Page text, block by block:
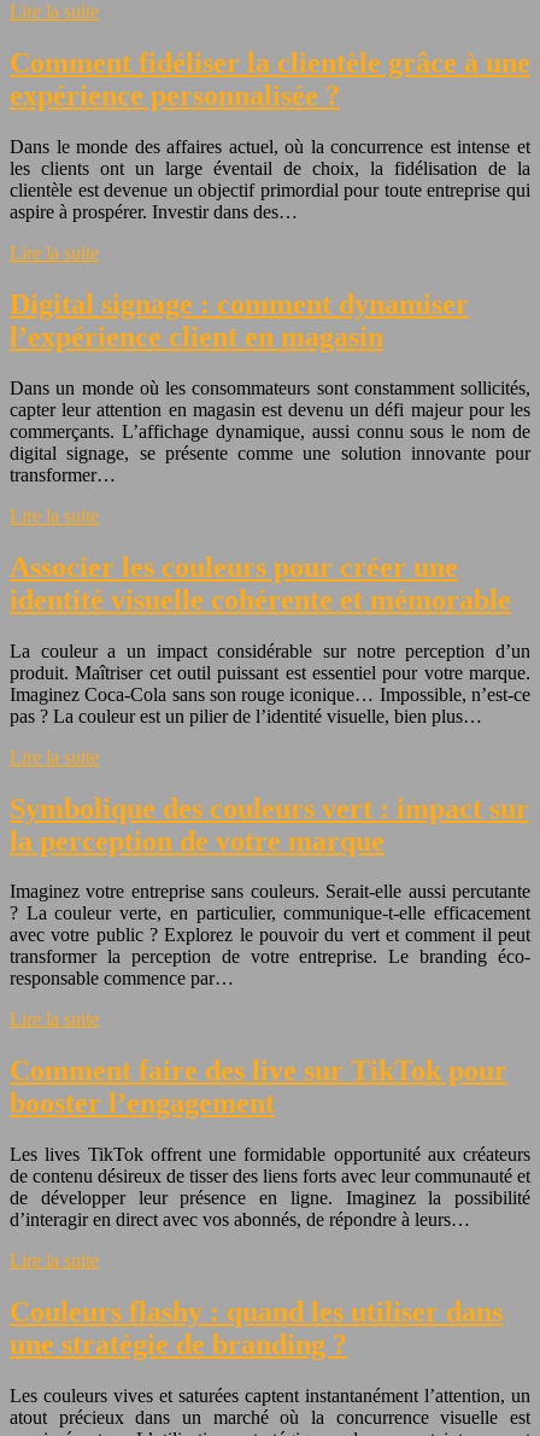
Lire la suite
Comment fidéliser la clientèle grâce à une
expérience personnalisée ?
Dans le monde des affaires actuel, où la concurrence est intense et
les clients ont un large éventail de choix, la fidélisation de la
clientèle est devenue un objectif primordial pour toute entreprise qui
aspire à prospérer. Investir dans des…
Lire la suite
Digital signage : comment dynamiser
l’expérience client en magasin
Dans un monde où les consommateurs sont constamment sollicités,
capter leur attention en magasin est devenu un défi majeur pour les
commerçants. L’affichage dynamique, aussi connu sous le nom de
digital signage, se présente comme une solution innovante pour
transformer…
Lire la suite
Associer les couleurs pour créer une
identité visuelle cohérente et mémorable
La couleur a un impact considérable sur notre perception d’un
produit. Maîtriser cet outil puissant est essentiel pour votre marque.
Imaginez Coca-Cola sans son rouge iconique… Impossible, n’est-ce
pas ? La couleur est un pilier de l’identité visuelle, bien plus…
Lire la suite
Symbolique des couleurs vert : impact sur
la perception de votre marque
Imaginez votre entreprise sans couleurs. Serait-elle aussi percutante
? La couleur verte, en particulier, communique-t-elle efficacement
avec votre public ? Explorez le pouvoir du vert et comment il peut
transformer la perception de votre entreprise. Le branding éco-
responsable commence par…
Lire la suite
Comment faire des live sur TikTok pour
booster l’engagement
Les lives TikTok offrent une formidable opportunité aux créateurs
de contenu désireux de tisser des liens forts avec leur communauté et
de développer leur présence en ligne. Imaginez la possibilité
d’interagir en direct avec vos abonnés, de répondre à leurs…
Lire la suite
Couleurs flashy : quand les utiliser dans
une stratégie de branding ?
Les couleurs vives et saturées captent instantanément l’attention, un
atout précieux dans un marché où la concurrence visuelle est